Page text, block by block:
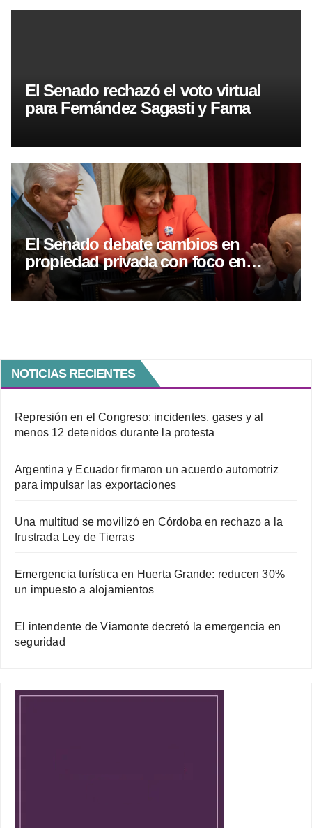
El Senado rechazó el voto virtual
para Fernández Sagasti y Fama
El Senado debate cambios en
propiedad privada con foco en
desalojos exprés y expropiaciones
NOTICIAS RECIENTES
Represión en el Congreso: incidentes, gases y al
menos 12 detenidos durante la protesta
Argentina y Ecuador firmaron un acuerdo automotriz
para impulsar las exportaciones
Una multitud se movilizó en Córdoba en rechazo a la
frustrada Ley de Tierras
Emergencia turística en Huerta Grande: reducen 30%
un impuesto a alojamientos
El intendente de Viamonte decretó la emergencia en
seguridad